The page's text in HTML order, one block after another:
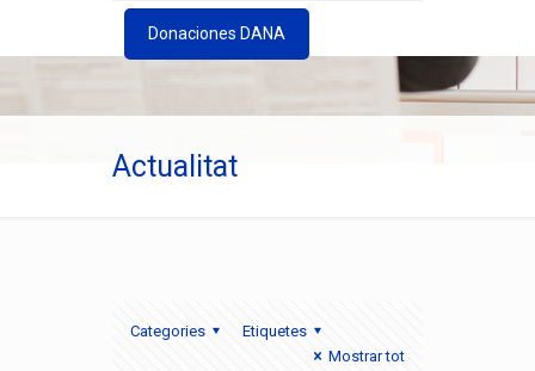
Donaciones DANA
Actualitat
Categories
Etiquetes
Mostrar tot